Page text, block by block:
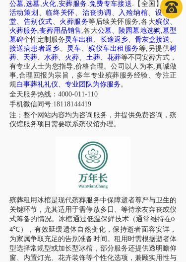
公墓 选墓 火化 安葬服务 免费专车接送 【全国】 白事
活动策划 、临终关怀、 治丧协调 、 入殓纳棺、 设立灵
堂、 告别仪式、 火葬服务等后续关怀服务,各大殡仪、
火葬服务,丧葬用品销售,各大公墓、 陵园墓地选购,墓型
墓碑个性定制服务 灵车出租 、 长途返乡、 骨灰盒接送、
接送病患者返乡、 灵车、殡仪车出租服务等,另提供树
葬、 天葬、水葬、 火葬、 土葬、 花葬等不同安葬方式，
有专业人士为您指导,价格合理。公司以人为本,真诚做
事,合理回报为宗旨，多年专业殡葬服务经验、专注正
规白事葬礼礼仪、 专业团队为你服务。
全天服务热线：4000-011-110
手机微信同号:18118144419
注；整个网站内容均为咨询服务，并提供免费咨询，殡
仪馆服务项目需要联系殡仪馆办理。
殡葬租用冰棺是现代殡葬服务中保障逝者尊严与卫生的
关键环节，尤其适用于需停放多日、等待亲友奔丧或仪
式筹备的情况。冰棺通过低温保鲜技术（通常维持在0-
4℃ ），有效延缓遗体自然变化，保持逝者面容安详，
为家属争取充足的告别准备时间。租用时需根据逝者体
型选择常规型或加长型冰棺，部分服务还提供透明瞻仰
窗、内置灯光、花卉装饰等个性化选项，兼顾实用性与